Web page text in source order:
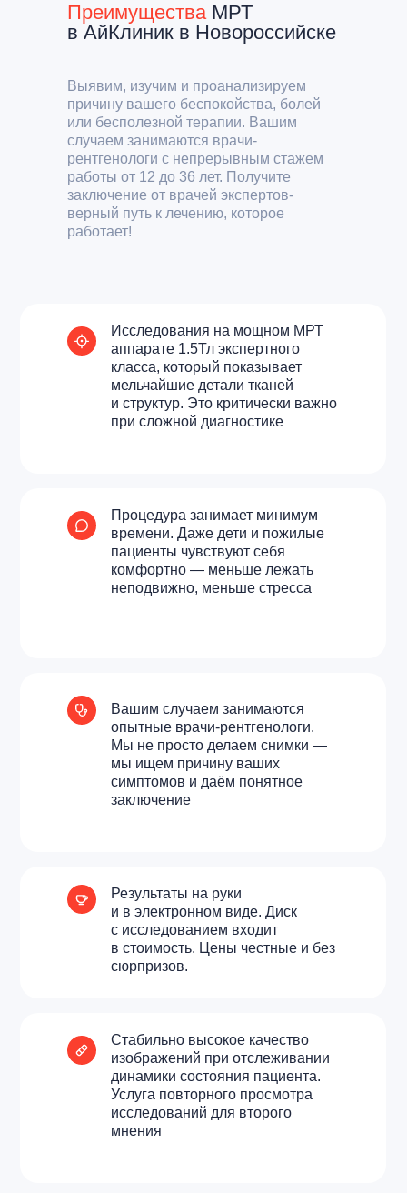
Выявим, изучим и проанализируем
причину вашего беспокойства, болей
или бесполезной терапии. Вашим
случаем занимаются врачи-
рентгенологи с непрерывным стажем
работы от 12 до 36 лет. Получите
заключение от врачей экспертов-
верный путь к лечению, которое
работает!
ПреимуществаМРТ
в АйКлиник в Новороссийске
Исследования на мощном МРТ
аппарате 1.5Тл экспертного
класса, который показывает
мельчайшие детали тканей
и структур. Это критически важно
при сложной диагностике
Вашим случаем занимаются
опытные врачи-рентгенологи.
Мы не просто делаем снимки —
мы ищем причину ваших
симптомов и даём понятное
заключение
Результаты на руки
и в электронном виде. Диск
с исследованием входит
в стоимость. Цены честные и без
сюрпризов.
Процедура занимает минимум
времени. Даже дети и пожилые
пациенты чувствуют себя
комфортно — меньше лежать
неподвижно, меньше стресса
Стабильно высокое качество
изображений при отслеживании
динамики состояния пациента.
Услуга повторного просмотра
исследований для второго
мнения
Стоимость
МРТ в
Новороссийске